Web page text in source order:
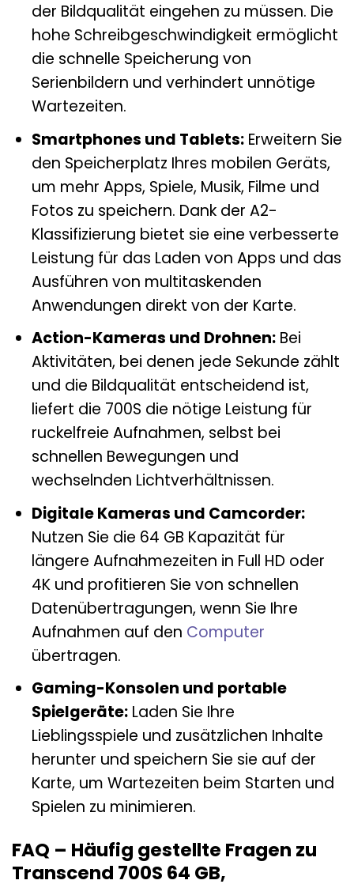
der Bildqualität eingehen zu müssen. Die
hohe Schreibgeschwindigkeit ermöglicht
die schnelle Speicherung von
Serienbildern und verhindert unnötige
Wartezeiten.
Smartphones und Tablets:Erweitern Sie
den Speicherplatz Ihres mobilen Geräts,
um mehr Apps, Spiele, Musik, Filme und
Fotos zu speichern. Dank der A2-
Klassifizierung bietet sie eine verbesserte
Leistung für das Laden von Apps und das
Ausführen von multitaskenden
Anwendungen direkt von der Karte.
Action-Kameras und Drohnen:Bei
Aktivitäten, bei denen jede Sekunde zählt
und die Bildqualität entscheidend ist,
liefert die 700S die nötige Leistung für
ruckelfreie Aufnahmen, selbst bei
schnellen Bewegungen und
wechselnden Lichtverhältnissen.
Digitale Kameras und Camcorder:
Nutzen Sie die 64 GB Kapazität für
längere Aufnahmezeiten in Full HD oder
4K und profitieren Sie von schnellen
Datenübertragungen, wenn Sie Ihre
Aufnahmen auf den Computer
übertragen.
Gaming-Konsolen und portable
Spielgeräte:Laden Sie Ihre
Lieblingsspiele und zusätzlichen Inhalte
herunter und speichern Sie sie auf der
Karte, um Wartezeiten beim Starten und
Spielen zu minimieren.
FAQ – Häufig gestellte Fragen zu
Transcend 700S 64 GB,